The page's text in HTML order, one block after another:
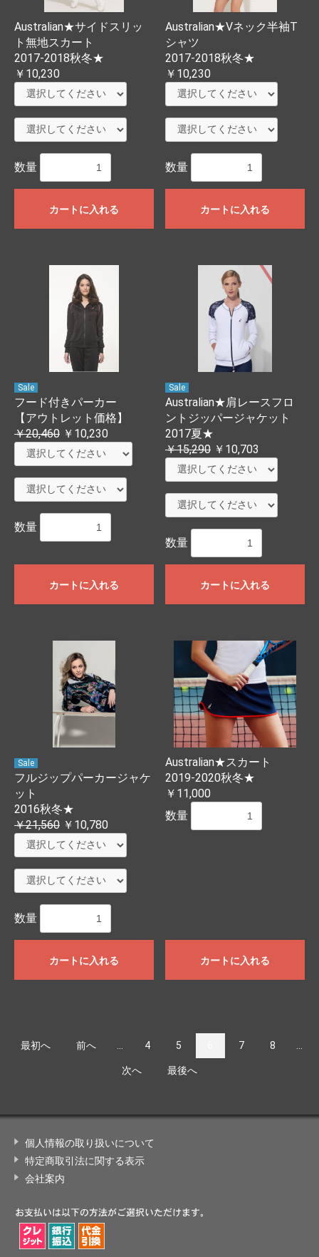
Australian★サイドスリッ
ト無地スカート
2017-2018秋冬★
￥10,230
数量
カートに入れる
Australian★Vネック半袖T
シャツ
2017-2018秋冬★
￥10,230
数量
カートに入れる
Sale
フード付きパーカー
【アウトレット価格】
￥20,460 ￥10,230
数量
カートに入れる
Sale
Australian★肩レースフロ
ントジッパージャケット
2017夏★
￥15,290 ￥10,703
数量
カートに入れる
Sale
フルジップパーカージャケ
ット
2016秋冬★
￥21,560 ￥10,780
数量
カートに入れる
Australian★スカート
2019-2020秋冬★
￥11,000
数量
カートに入れる
最初へ 前へ ... 4 5 7 8 ...
次へ 最後へ
個人情報の取り扱いについて
特定商取引法に関する表示
会社案内